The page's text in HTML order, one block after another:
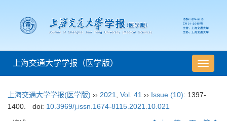
导
航
上海交通大学学报（医学版）
上海交通大学学报(医学版) ›› 2021 Vol. 41 ›› Issue (10): 1397-
1400.
doi: 10.3969/j.issn.1674-8115.2021.10.021